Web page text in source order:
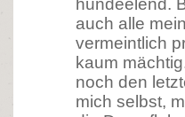
hundeelend.
auch alle
vermeintlich
kaum
noch den
mich selbst,